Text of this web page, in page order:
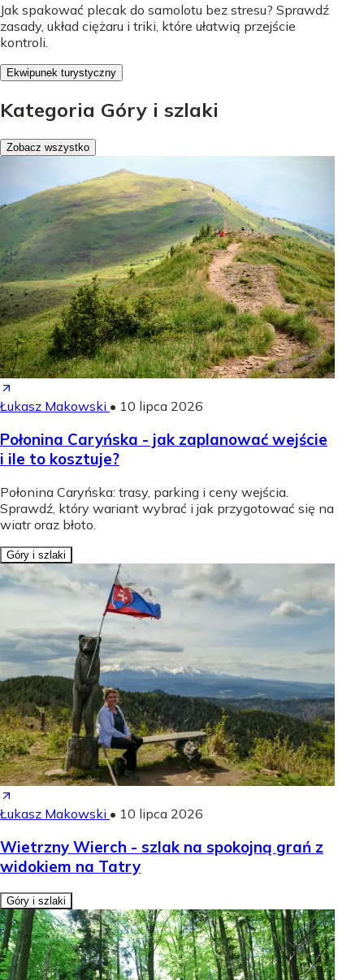
Jak spakować plecak do samolotu bez stresu? Sprawdź
zasady, układ ciężaru i triki, które ułatwią przejście
kontroli.
Ekwipunek turystyczny
Kategoria Góry i szlaki
Zobacz wszystko
Łukasz Makowski • 10 lipca 2026
Połonina Caryńska - jak zaplanować wejście
i ile to kosztuje?
Połonina Caryńska: trasy, parking i ceny wejścia.
Sprawdź, który wariant wybrać i jak przygotować się na
wiatr oraz błoto.
Góry i szlaki
Łukasz Makowski • 10 lipca 2026
Wietrzny Wierch - szlak na spokojną grań z
widokiem na Tatry
Góry i szlaki